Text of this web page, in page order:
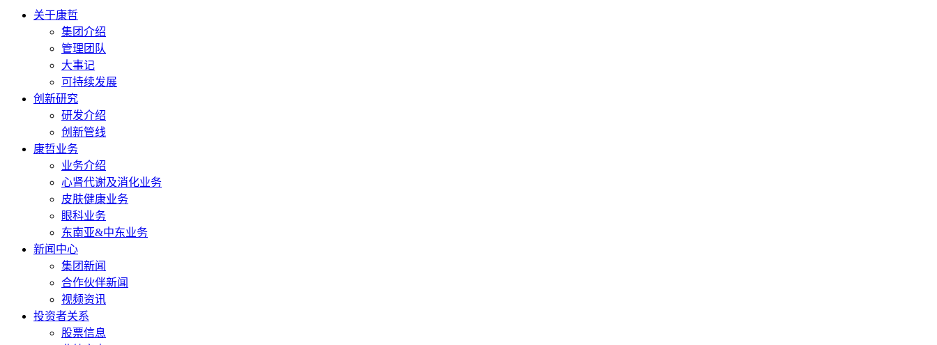
关于康哲
集团介绍
管理团队
大事记
可持续发展
创新研究
研发介绍
创新管线
康哲业务
业务介绍
心肾代谢及消化业务
皮肤健康业务
眼科业务
东南亚&中东业务
新闻中心
集团新闻
合作伙伴新闻
视频资讯
投资者关系
股票信息